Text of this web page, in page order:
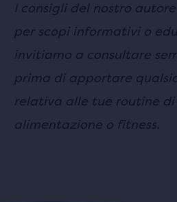
I consigli del nostro
per scopi informativi o
invitiamo a consultare
prima di apportare
relativa alle tue routine di
alimentazione o fitness.